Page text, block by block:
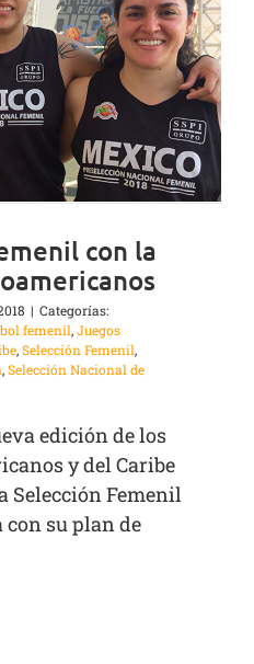
con la
| Categorías:
femenil,Juegos
,Selección Femenil,
,Selección Nacional de
edición de los
y del Caribe
Selección Femenil
su plan de